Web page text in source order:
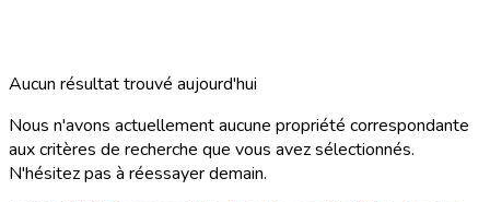
Aucun résultat trouvé aujourd'hui
Nous n'avons actuellement aucune propriété correspondante
aux critères de recherche que vous avez sélectionnés.
N'hésitez pas à réessayer demain.